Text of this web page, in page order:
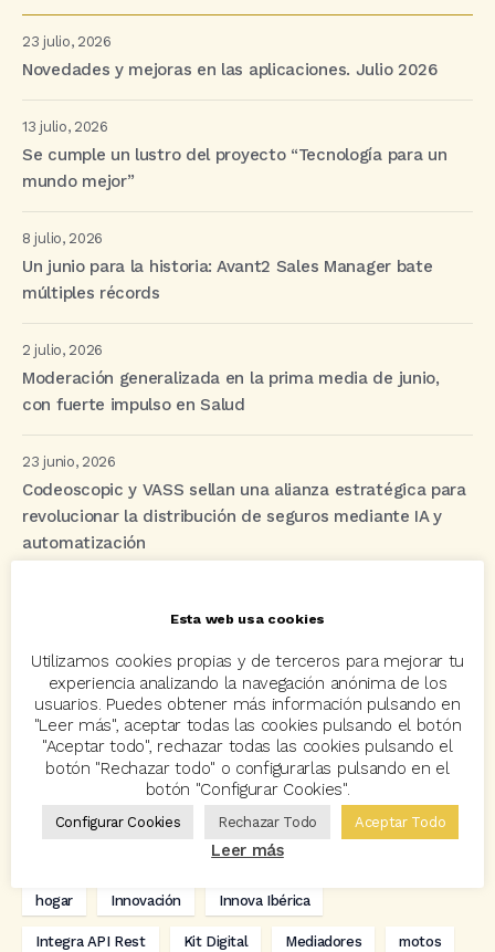
23 julio, 2026
Novedades y mejoras en las aplicaciones. Julio 2026
13 julio, 2026
Se cumple un lustro del proyecto “Tecnología para un
mundo mejor”
8 julio, 2026
Un junio para la historia: Avant2 Sales Manager bate
múltiples récords
2 julio, 2026
Moderación generalizada en la prima media de junio,
con fuerte impulso en Salud
23 junio, 2026
Codeoscopic y VASS sellan una alianza estratégica para
revolucionar la distribución de seguros mediante IA y
automatización
acuerdo Acuerdos Allianz autos
Avant2 Avant2 Sales Manager ayudas Bcover
Carlos Rovira Codeoscopic Codeoscopic Academy
Codeoscopic Workspace Coverize Decesos
Eventos formación
hogar Innovación Innova Ibérica
Integra API Rest Kit Digital Mediadores motos
Esta web usa cookies
Utilizamos cookies propias y de terceros para mejorar tu
experiencia analizando la navegación anónima de los
usuarios. Puedes obtener más información pulsando en
"Leer más", aceptar todas las cookies pulsando el botón
"Aceptar todo", rechazar todas las cookies pulsando el
botón "Rechazar todo" o configurarlas pulsando en el
botón "Configurar Cookies".
Configurar Cookies Rechazar Todo Aceptar Todo
Leer más